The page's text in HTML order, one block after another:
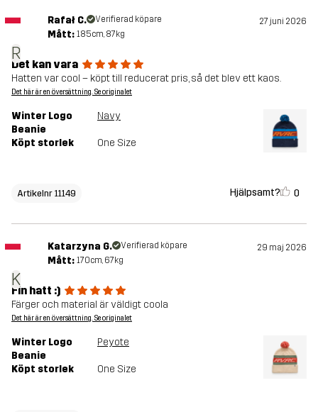
R
Rafał C. Verifierad köpare 27 juni 2026
Mått: 185cm, 87kg
Det kan vara
Hatten var cool – köpt till reducerat pris, så det blev ett kaos.
Det här är en översättning. Se originalet
Winter Logo
Beanie
Navy
Köpt storlek One Size
Artikelnr 11149 Hjälpsamt? 0
K
Katarzyna G. Verifierad köpare 29 maj 2026
Mått: 170cm, 67kg
Fin hatt :)
Färger och material är väldigt coola
Det här är en översättning. Se originalet
Winter Logo
Beanie
Peyote
Köpt storlek One Size